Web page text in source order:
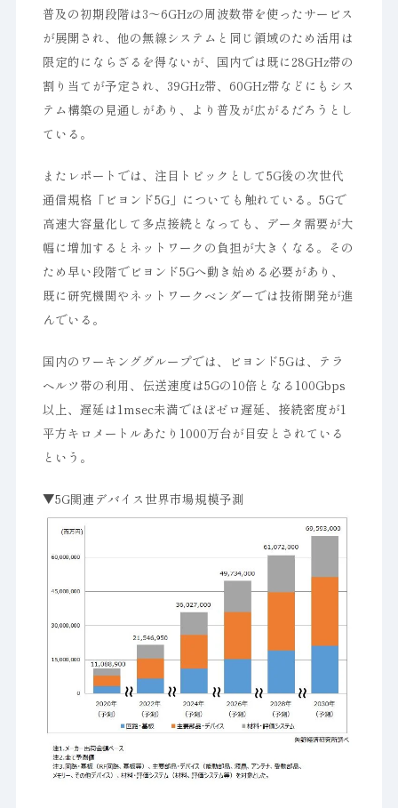
普及の初期段階は3〜6GHzの周波数帯を使ったサービス
が展開され、他の無線システムと同じ領域のため活用は
限定的にならざるを得ないが、国内では既に28GHz帯の
割り当てが予定され、39GHz帯、60GHz帯などにもシス
テム構築の見通しがあり、より普及が広がるだろうとし
ている。
またレポートでは、注目トピックとして5G後の次世代
通信規格「ビヨンド5G」についても触れている。5Gで
高速大容量化して多点接続となっても、データ需要が大
幅に増加するとネットワークの負担が大きくなる。その
ため早い段階でビヨンド5Gへ動き始める必要があり、
既に研究機関やネットワークベンダーでは技術開発が進
んでいる。
国内のワーキンググループでは、ビヨンド5Gは、テラ
ヘルツ帯の利用、伝送速度は5Gの10倍となる100Gbps
以上、遅延は1msec未満でほぼゼロ遅延、接続密度が1
平方キロメートルあたり1000万台が目安とされている
という。
▼5G関連デバイス世界市場規模予測